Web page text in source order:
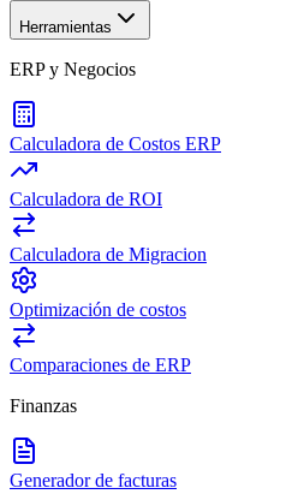
Herramientas
ERP y Negocios
Calculadora de Costos ERP
Calculadora de ROI
Calculadora de Migracion
Optimización de costos
Comparaciones de ERP
Finanzas
Generador de facturas